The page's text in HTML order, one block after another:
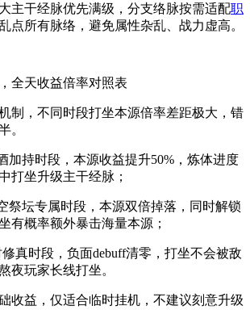
主干经脉优先满级，分支络脉按需适配职
点所有脉络，避免属性杂乱、战力虚高。
全天收益倍率对照表
制，不同时段打坐本源倍率差距极大，错
。
加持时段，本源收益提升50%，炼体进度
打坐升级主干经脉；
祭坛专属时段，本源双倍掉落，同时解锁
有概率额外暴击海量本源；
修真时段，负面debuff清零，打坐不会被敌
夜玩家长线打坐。
收益，仅适合临时挂机，不建议刻意升级